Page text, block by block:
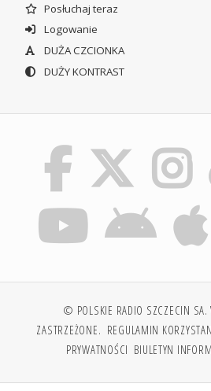
Posłuchaj teraz
Logowanie
DUŻA CZCIONKA
DUŻY KONTRAST
© POLSKIE RADIO SZCZECIN SA.
ZASTRZEŻONE. REGULAMIN
PRYWATNOŚCI BIULETYN